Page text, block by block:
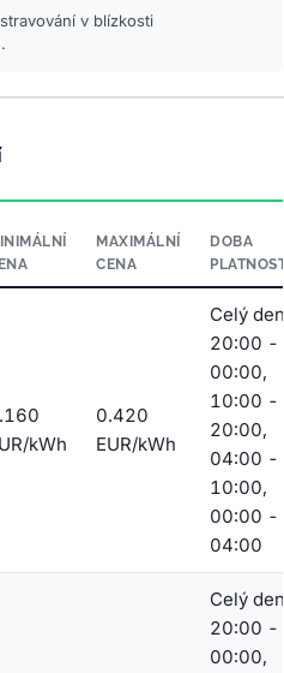
v blízkosti
MAXIMÁLNÍ
CENA
DOBA
kWh
0.420
EUR/kWh
Celý
20:00 -
00:00,
10:00 -
20:00,
04:00 -
10:00,
00:00 -
04:00
Celý
20:00 -
00:00,